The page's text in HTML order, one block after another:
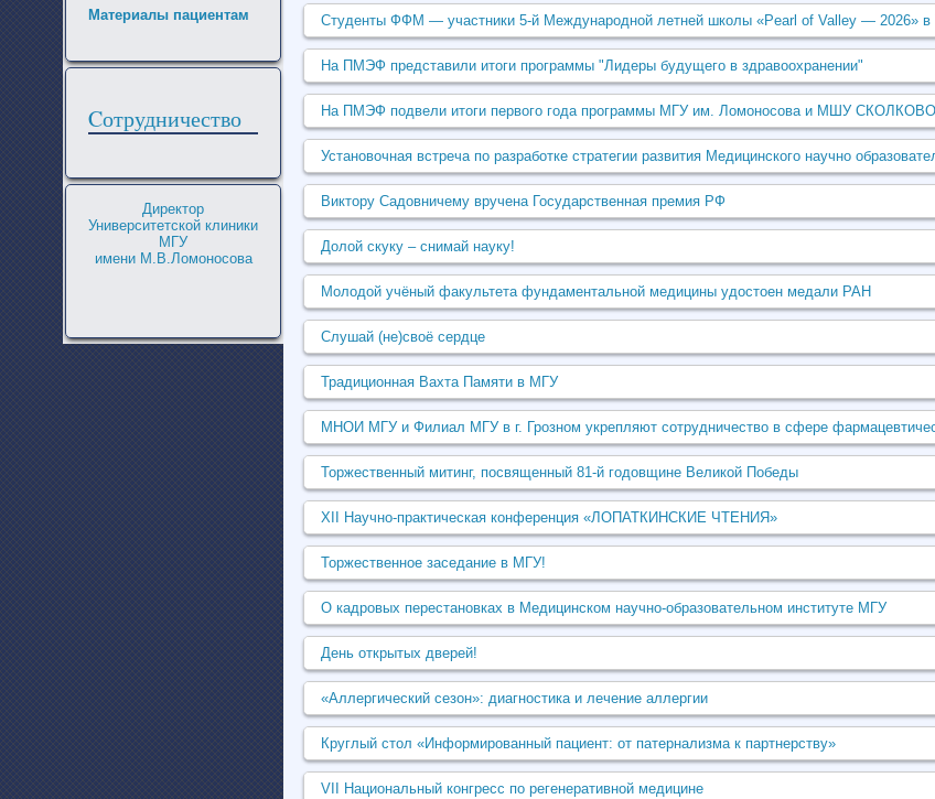
Материалы пациентам
Cотрудничество
Директор
Университетской клиники
МГУ
имени М.В.Ломоносова
Студенты ФФМ — участники 5‑й Международной летней школы «Pearl of Valley — 2026» в
На ПМЭФ представили итоги программы "Лидеры будущего в здравоохранении"
На ПМЭФ подвели итоги первого года программы МГУ им. Ломоносова и МШУ СКОЛКОВО
Установочная встреча по разработке стратегии развития Медицинского научно
Виктору Садовничему вручена Государственная премия РФ
Долой скуку – снимай науку!
Молодой учёный факультета фундаментальной медицины удостоен медали РАН
Слушай (не)своё сердце
Традиционная Вахта Памяти в МГУ
МНОИ МГУ и Филиал МГУ в г. Грозном укрепляют сотрудничество в сфере
Торжественный митинг, посвященный 81-й годовщине Великой Победы
XII Научно-практическая конференция «ЛОПАТКИНСКИЕ ЧТЕНИЯ»
Торжественное заседание в МГУ!
О кадровых перестановках в Медицинском научно-образовательном институте МГУ
День открытых дверей!
«Аллергический сезон»: диагностика и лечение аллергии
Круглый стол «Информированный пациент: от патернализма к партнерству»
VII Национальный конгресс по регенеративной медицине